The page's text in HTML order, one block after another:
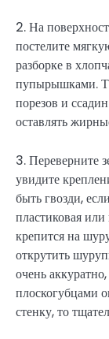
2. На
постелите
разборке в
пупырышками.
порезов и
оставлять
3. Переверните
увидите
быть гвозди,
пластиковая или
крепится на
открутить
очень
плоскогубцами
стенку, то